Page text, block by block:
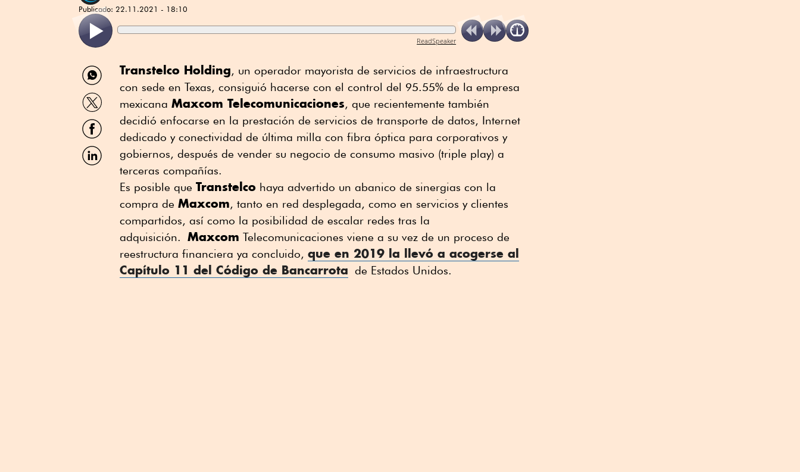
Publicado: 22.11.2021 - 18:10
ReadSpeaker
Compartir
por
WhatsApp
Compartir
por
Twitter
Compartir
por
Facebook
Compartir
por
Transtelco Holding, un operador mayorista de servicios de infraestructura
con sede en Texas, consiguió hacerse con el control del 95.55% de la empresa
mexicana Maxcom Telecomunicaciones, que recientemente también
decidió enfocarse en la prestación de servicios de transporte de datos, Internet
dedicado y conectividad de última milla con fibra óptica para corporativos y
gobiernos, después de vender su negocio de consumo masivo (triple play) a
terceras compañías.
Es posible que Transtelco haya advertido un abanico de sinergias con la
compra de Maxcom, tanto en red desplegada, como en servicios y clientes
compartidos, así como la posibilidad de escalar redes tras la
adquisición. Maxcom Telecomunicaciones viene a su vez de un proceso de
reestructura financiera ya concluido, que en 2019 la llevó a acogerse al
Capítulo 11 del Código de Bancarrota de Estados Unidos.